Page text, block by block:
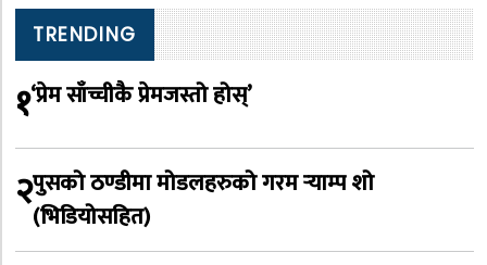
TRENDING
१‘प्रेम साँच्चीकै प्रेमजस्तो होस्’
२पुसको ठण्डीमा मोडलहरुको गरम र्‍याम्प शो
(भिडियोसहित)